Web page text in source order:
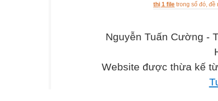
thị 1 file trong số đó, đề
Nguyễn Tuấn Cường -
Website được thừa kế